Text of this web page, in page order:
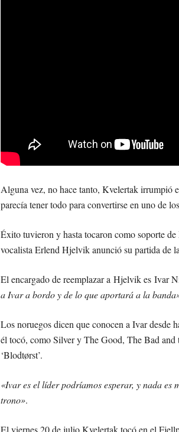
Alguna vez, no hace tanto, Kvelertak irrumpió
parecía tener todo para convertirse en uno de
Éxito tuvieron y hasta tocaron como soporte
vocalista Erlend Hjelvik anunció su partida de
El encargado de reemplazar a Hjelvik es Ivar
a Ivar a bordo y de lo que aportará a la
Los noruegos dicen que conocen a Ivar desde
él tocó, como Silver y The Good, The Bad
‘Blodtørst’.
«Ivar es el líder podríamos esperar, y nada
trono».
El viernes 20 de julio Kvelertak tocó en el